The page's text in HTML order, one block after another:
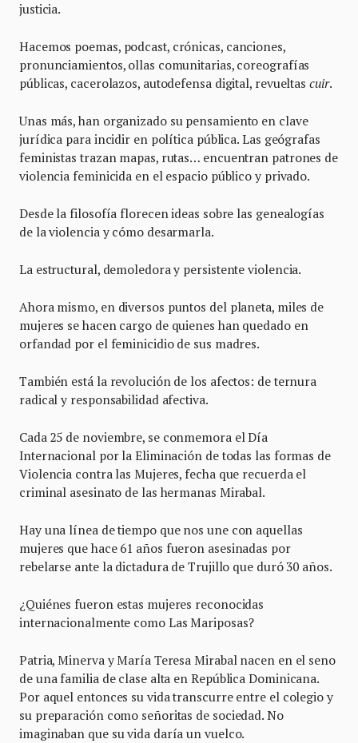
justicia.
Hacemos poemas, podcast, crónicas, canciones,
pronunciamientos, ollas comunitarias, coreografías
públicas, cacerolazos, autodefensa digital, revueltas cuir.
Unas más, han organizado su pensamiento en clave
jurídica para incidir en política pública. Las geógrafas
feministas trazan mapas, rutas… encuentran patrones de
violencia feminicida en el espacio público y privado.
Desde la filosofía florecen ideas sobre las genealogías
de la violencia y cómo desarmarla.
La estructural, demoledora y persistente violencia.
Ahora mismo, en diversos puntos del planeta, miles de
mujeres se hacen cargo de quienes han quedado en
orfandad por el feminicidio de sus madres.
También está la revolución de los afectos: de ternura
radical y responsabilidad afectiva.
Cada 25 de noviembre, se conmemora el Día
Internacional por la Eliminación de todas las formas de
Violencia contra las Mujeres, fecha que recuerda el
criminal asesinato de las hermanas Mirabal.
Hay una línea de tiempo que nos une con aquellas
mujeres que hace 61 años fueron asesinadas por
rebelarse ante la dictadura de Trujillo que duró 30 años.
¿Quiénes fueron estas mujeres reconocidas
internacionalmente como Las Mariposas?
Patria, Minerva y María Teresa Mirabal nacen en el seno
de una familia de clase alta en República Dominicana.
Por aquel entonces su vida transcurre entre el colegio y
su preparación como señoritas de sociedad. No
imaginaban que su vida daría un vuelco.